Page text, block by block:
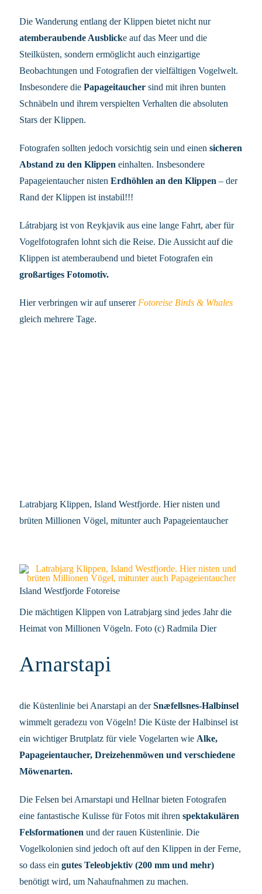
Die Wanderung entlang der Klippen bietet nicht nur
atemberaubende Ausblicke auf das Meer und die
Steilküsten, sondern ermöglicht auch einzigartige
Beobachtungen und Fotografien der vielfältigen Vogelwelt.
Insbesondere die Papageitaucher sind mit ihren bunten
Schnäbeln und ihrem verspielten Verhalten die absoluten
Stars der Klippen.
Fotografen sollten jedoch vorsichtig sein und einen sicheren
Abstand zu den Klippen einhalten. Insbesondere
Papageientaucher nisten Erdhöhlen an den Klippen – der
Rand der Klippen ist instabil!!!
Látrabjarg ist von Reykjavik aus eine lange Fahrt, aber für
Vogelfotografen lohnt sich die Reise. Die Aussicht auf die
Klippen ist atemberaubend und bietet Fotografen ein
großartiges Fotomotiv.
Hier verbringen wir auf unserer Fotoreise Birds & Whales
gleich mehrere Tage.
Latrabjarg Klippen, Island Westfjorde. Hier nisten und
brüten Millionen Vögel, mitunter auch Papageientaucher
Island Westfjorde Fotoreise
Die mächtigen Klippen von Latrabjarg sind jedes Jahr die
Heimat von Millionen Vögeln. Foto (c) Radmila Dier
Arnarstapi
die Küstenlinie bei Anarstapi an derSnæfellsnes-Halbinsel
wimmelt geradezu von Vögeln! Die Küste der Halbinsel ist
ein wichtiger Brutplatz für viele Vogelarten wie Alke,
Papageientaucher, Dreizehenmöwen und verschiedene
Möwenarten.
Die Felsen bei Arnarstapi und Hellnar bieten Fotografen
eine fantastische Kulisse für Fotos mit ihren spektakulären
Felsformationen und der rauen Küstenlinie. Die
Vogelkolonien sind jedoch oft auf den Klippen in der Ferne,
so dass ein gutes Teleobjektiv (200 mm und mehr)
benötigt wird, um Nahaufnahmen zu machen.